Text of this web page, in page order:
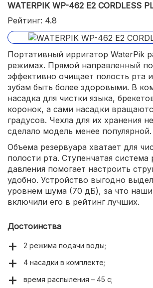
WATERPIK WP-462 E2 CORDLESS
Рейтинг: 4.8
Портативный ирригатор WaterPik
режимах. Прямой направленный
эффективно очищает полость рта
зубам быть более здоровыми. В
насадка для чистки языка,
коронок, а сами насадки
градусов. Чехла для их хранения
сделало модель менее популярной.
Объема резервуара хватает для
полости рта. Ступенчатая система
давления помогает настроить
удобно. Устройство выгодно
уровнем шума (70 дБ), за что
включили его в рейтинг лучших.
Достоинства
2 режима подачи воды;
4 насадки в комплекте;
время распыления – 45 с;